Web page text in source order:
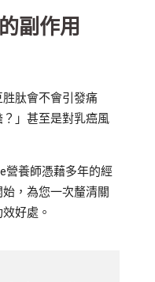
副作用
肽會不會引發痛
」甚至是對乳癌風
營養師憑藉多年的經
，為您一次釐清關
好處。